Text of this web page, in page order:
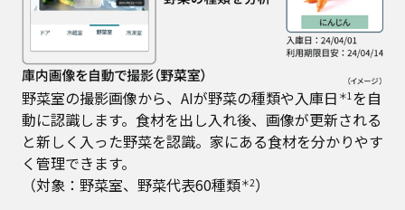
野菜室の撮影画像から、AIが野菜の種類や入庫日 ＊1を自
動に認識します。食材を出し入れ後、画像が更新される
と新しく入った野菜を認識。家にある食材を分かりやす
く管理できます。
（対象：野菜室、野菜代表60種類＊2）